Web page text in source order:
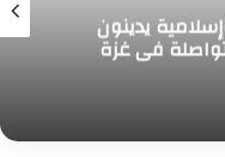
وإسلامية يدينون
في غزة